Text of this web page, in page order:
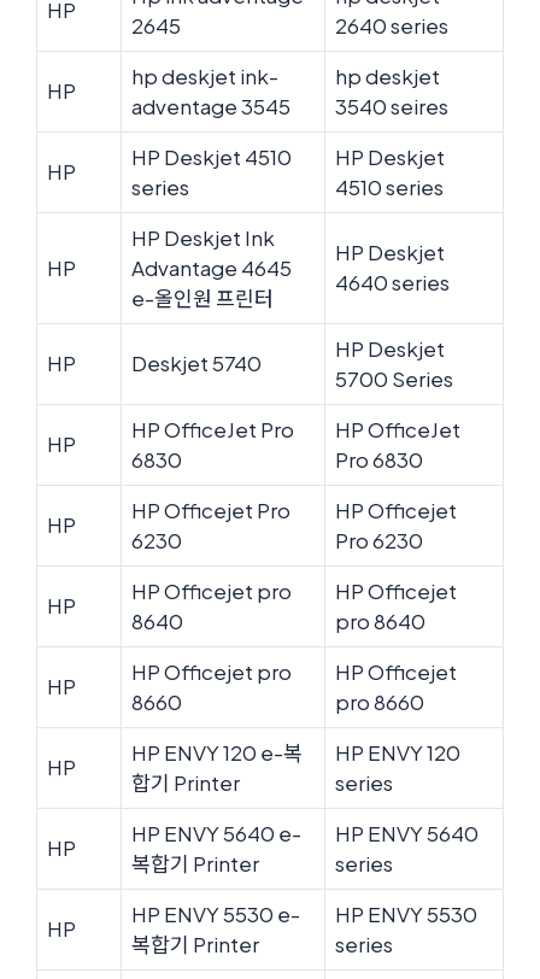
HP
2645
2640 series
HP
hp deskjet ink-
adventage 3545
hp deskjet
3540 seires
HP
HP Deskjet 4510
series
HP Deskjet
4510 series
HP
HP Deskjet Ink
Advantage 4645
e-올인원 프린터
HP Deskjet
4640 series
HP Deskjet 5740
HP Deskjet
5700 Series
HP
HP OfficeJet Pro
6830
HP OfficeJet
Pro 6830
HP
HP Officejet Pro
6230
HP Officejet
Pro 6230
HP
HP Officejet pro
8640
HP Officejet
pro 8640
HP
HP Officejet pro
8660
HP Officejet
pro 8660
HP
HP ENVY 120 e-복
합기 Printer
HP ENVY 120
series
HP
HP ENVY 5640 e-
복합기 Printer
HP ENVY 5640
series
HP
HP ENVY 5530 e-
복합기 Printer
HP ENVY 5530
series